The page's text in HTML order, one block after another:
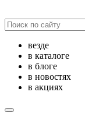
везде
в каталоге
в блоге
в новостях
в акциях